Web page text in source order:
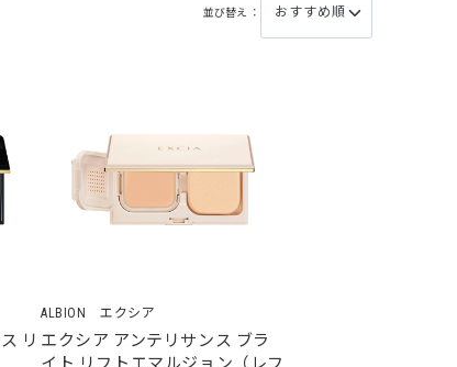
並び替え
リ
ALBION エクシア
エクシア アンテリサンス ブラ